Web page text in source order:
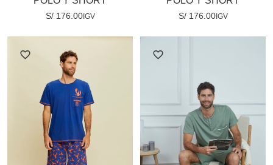
S/176.00IGV S/176.00IGV